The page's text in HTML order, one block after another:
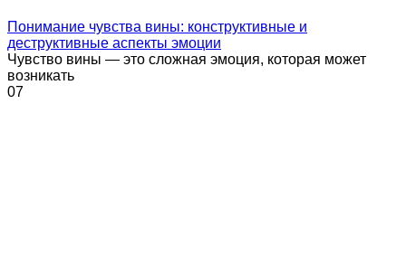
Понимание чувства вины: конструктивные и
деструктивные аспекты эмоции
Чувство вины — это сложная эмоция, которая может
возникать
07